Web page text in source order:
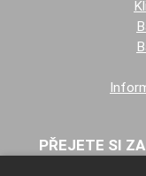
PŘEJETE SI